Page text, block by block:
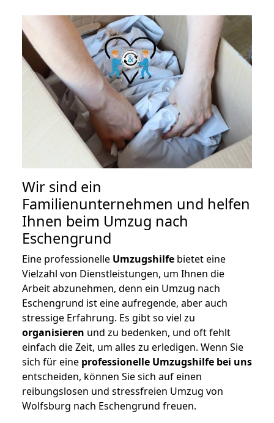
Wir sind ein
Familienunternehmen und helfen
Ihnen beim Umzug nach
Eschengrund
Eine professionelle Umzugshilfe bietet eine
Vielzahl von Dienstleistungen, um Ihnen die
Arbeit abzunehmen, denn ein Umzug nach
Eschengrund ist eine aufregende, aber auch
stressige Erfahrung. Es gibt so viel zu
organisieren und zu bedenken, und oft fehlt
einfach die Zeit, um alles zu erledigen. Wenn Sie
sich für eine professionelle Umzugshilfe bei uns
entscheiden, können Sie sich auf einen
reibungslosen und stressfreien Umzug von
Wolfsburg nach Eschengrund freuen.